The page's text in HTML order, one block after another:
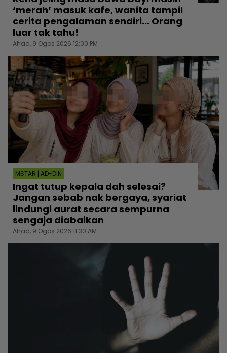
‘merah’ masuk kafe, wanita tampil
cerita pengalaman sendiri... Orang
luar tak tahu!
Ahad, 9 Ogos 2026 12:00 PM
MSTAR | AD-DIN
Ingat tutup kepala dah selesai?
Jangan sebab nak bergaya, syariat
lindungi aurat secara sempurna
sengaja diabaikan
Ahad, 9 Ogos 2026 11:30 AM